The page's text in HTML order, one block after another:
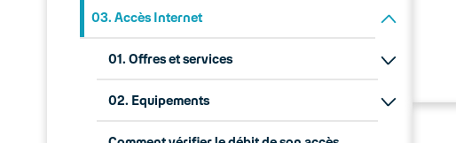
03. Accès Internet
01. Offres et services
02. Equipements